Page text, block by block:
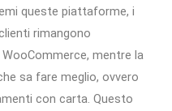
queste piattaforme, i
rimangono
mentre la
sa fare meglio, ovvero
con carta. Questo